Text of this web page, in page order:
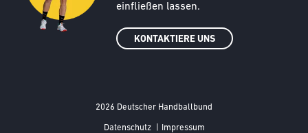
einfließen lassen.
KONTAKTIERE UNS
2026 Deutscher Handballbund
Datenschutz Impressum